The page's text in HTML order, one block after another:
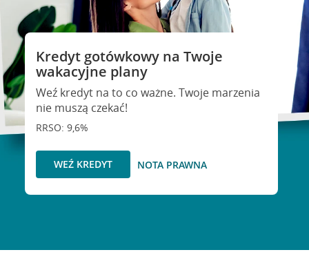
Kredyt gotówkowy na Twoje
wakacyjne plany
Weź kredyt na to co ważne. Twoje marzenia
nie muszą czekać!
RRSO: 9,6%
WEŹ KREDYT NOTA PRAWNA